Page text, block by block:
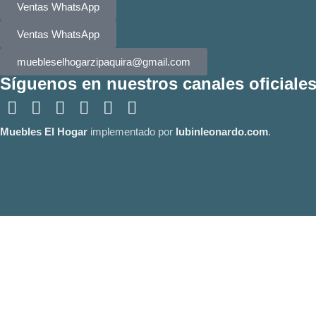
Ventas WhatsApp
Ventas WhatsApp
muebleselhogarzipaquira@gmail.com
Síguenos en nuestros canales
Muebles El Hogar implementado por lubinleonardo.com.